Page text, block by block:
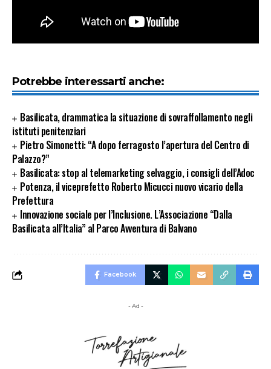
Potrebbe interessarti anche:
Basilicata, drammatica la situazione di sovraffollamento negli
istituti penitenziari
Pietro Simonetti: “A dopo ferragosto l’apertura del Centro di
Palazzo?”
Basilicata: stop al telemarketing selvaggio, i consigli dell’Adoc
Potenza, il viceprefetto Roberto Micucci nuovo vicario della
Prefettura
Innovazione sociale per l’Inclusione. L’Associazione “Dalla
Basilicata all’Italia” al Parco Avventura di Balvano
Facebook
- Ad -